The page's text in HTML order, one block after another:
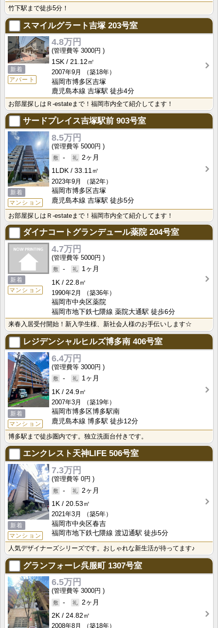
竹下駅まで徒歩5分！
スマイルグラート吉塚203号室
新着
アパート
4.8万円
3000円
1SK
21.12㎡
2007年9月
（築18年）
福岡市博多区吉塚
鹿児島本線 吉塚駅 徒歩4分
お部屋探しはＲ-estateまで！福岡市内全て紹介してます！
サードプレイス吉塚駅前 903号室
新着
マンション
8.5万円
5000円
-
2ヶ月
1LDK
33.11㎡
2023年9月
（築2年）
福岡市博多区吉塚
鹿児島本線 吉塚駅 徒歩5分
お部屋探しはＲ-estateまで！福岡市内全て紹介してます！
ダイナコートグランデュール薬院204号室
新着
マンション
4.7万円
5000円
-
1ヶ月
1K
22.8㎡
1990年2月
（築36年）
福岡市中央区薬院
福岡市地下鉄七隈線 薬院大通駅 徒歩6分
来春入居受付開始！新入学生様、新社会人様のお手伝いします☆
レジデンシャルヒルズ博多南 406号室
新着
マンション
6.4万円
3000円
-
1ヶ月
1K
24.9㎡
2007年3月
（築19年）
福岡市博多区博多駅南
鹿児島本線 博多駅 徒歩12分
博多駅まで徒歩圏内です。独立洗面台付きです。
エンクレスト天神LIFE 506号室
新着
マンション
7.3万円
0円
-
2ヶ月
1K
20.53㎡
2021年3月
（築5年）
福岡市中央区春吉
福岡市地下鉄七隈線 渡辺通駅 徒歩5分
人気デザイナーズシリーズです。おしゃれな新生活が待ってます♪
グランフォーレ呉服町1307号室
6.5万円
3000円
-
2ヶ月
2K
24.82㎡
2008年8月
（築18年）